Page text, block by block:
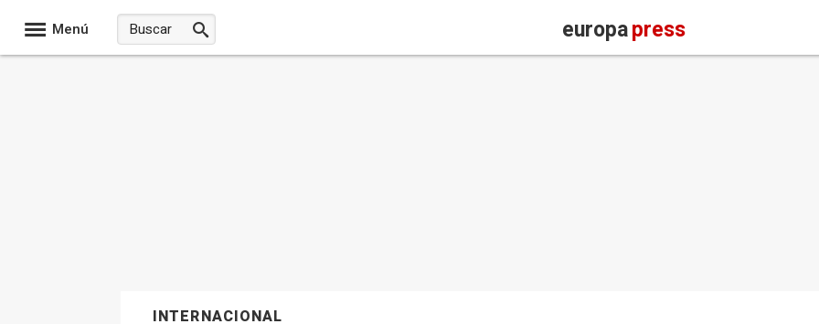
Menú europapress
INTERNACIONAL